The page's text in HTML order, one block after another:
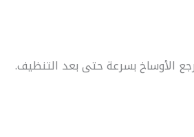
الأوساخ بسرعة حتى بعد التنظيف.